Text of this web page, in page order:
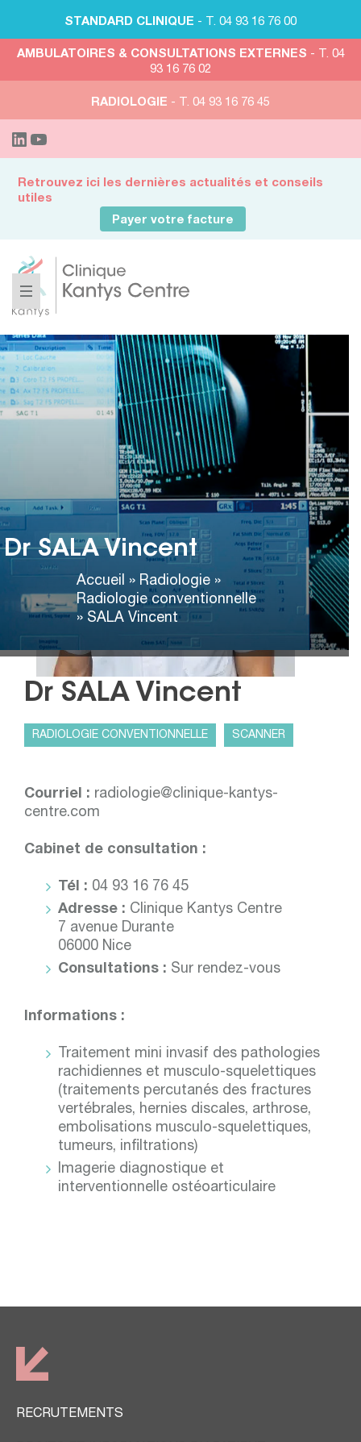
STANDARD CLINIQUE - T. 04 93 16 76 00
AMBULATOIRES & CONSULTATIONS EXTERNES - T. 04
93 16 76 02
RADIOLOGIE - T. 04 93 16 76 45
Retrouvez ici les dernières actualités et conseils
utiles
Payer votre facture
Dr SALA Vincent
Accueil » Radiologie »
Radiologie conventionnelle
» SALA Vincent
Dr SALA Vincent
RADIOLOGIE CONVENTIONNELLE SCANNER
Courriel : radiologie@clinique-kantys-
centre.com
Cabinet de consultation :
Tél : 04 93 16 76 45
Adresse : Clinique Kantys Centre
7 avenue Durante
06000 Nice
Consultations : Sur rendez-vous
Informations :
Traitement mini invasif des pathologies
rachidiennes et musculo-squelettiques
(traitements percutanés des fractures
vertébrales, hernies discales, arthrose,
embolisations musculo-squelettiques,
tumeurs, infiltrations)
Imagerie diagnostique et
interventionnelle ostéoarticulaire
RECRUTEMENTS